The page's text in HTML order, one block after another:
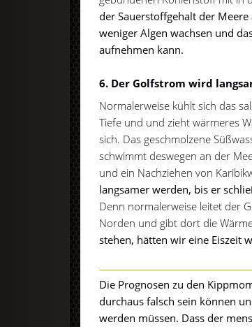
der Sauerstoffgehalt der
weniger Algen wachsen und
aufnehmen kann.
6. Der Golfstrom wird
Normalerweise kühlt sich das
Tiefe und und zieht wärmeres
sich. Das geschmolzene
schwimmt deswegen an der
und ein Nachziehen von
langsamer werden, bis er
Denn normalerweise leitet der
Norden und gibt dort die
stehen, hätten wir eine Eiszeit
Die Prognosen zu den
durchaus falsch sein können
werden müssen. Dass der